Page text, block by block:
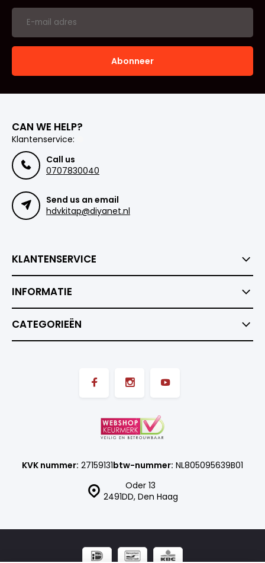
Abonneer
CAN WE HELP?
Klantenservice:
Call us
0707830040
Send us an email
hdvkitap@diyanet.nl
KLANTENSERVICE
INFORMATIE
CATEGORIEËN
Oder 13
2491DD, Den Haag
KVK nummer: 27159131btw-nummer: NL805095639B01